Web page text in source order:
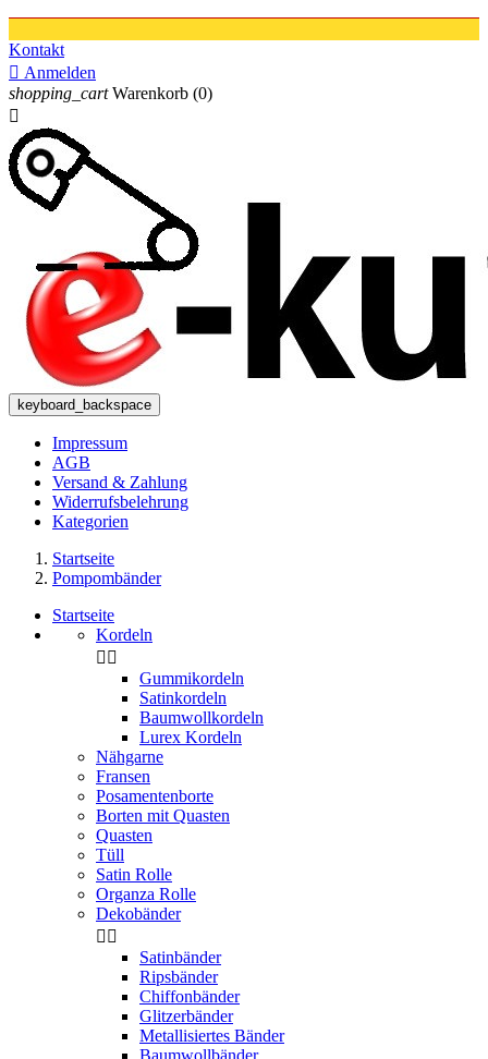
Kontakt
 Anmelden
shopping_cart Warenkorb (0)

keyboard_backspace
Impressum
AGB
Versand & Zahlung
Widerrufsbelehrung
Kategorien
Startseite
Pompombänder
Startseite
Kordeln
 
Gummikordeln
Satinkordeln
Baumwollkordeln
Lurex Kordeln
Nähgarne
Fransen
Posamentenborte
Borten mit Quasten
Quasten
Tüll
Satin Rolle
Organza Rolle
Dekobänder
 
Satinbänder
Ripsbänder
Chiffonbänder
Glitzerbänder
Metallisiertes Bänder
Baumwollbänder